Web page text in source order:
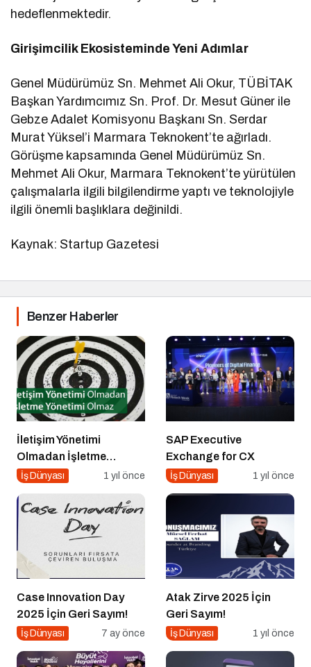
hedeflenmektedir.
Girişimcilik Ekosisteminde Yeni Adımlar
Genel Müdürümüz Sn. Mehmet Ali Okur, TÜBİTAK
Başkan Yardımcımız Sn. Prof. Dr. Mesut Güner ile
Gebze Adalet Komisyonu Başkanı Sn. Serdar
Murat Yüksel’i Marmara Teknokent’te ağırladı.
Görüşme kapsamında Genel Müdürümüz Sn.
Mehmet Ali Okur, Marmara Teknokent’te yürütülen
çalışmalarla ilgili bilgilendirme yaptı ve teknolojiyle
ilgili önemli başlıklara değinildi.
Kaynak: Startup Gazetesi
Benzer Haberler
İletişim Yönetimi
Olmadan İşletme
Yönetimi Olmaz
İş Dünyası 1 yıl önce
SAP Executive
Exchange for CX
İş Dünyası 1 yıl önce
Case Innovation Day
2025 İçin Geri Sayım!
İş Dünyası 7 ay önce
Atak Zirve 2025 İçin
Geri Sayım!
İş Dünyası 1 yıl önce